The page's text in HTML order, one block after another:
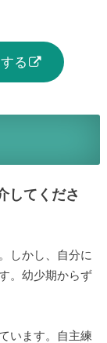
る
してくださ
しかし、自分に
。幼少期からず
います。自主練